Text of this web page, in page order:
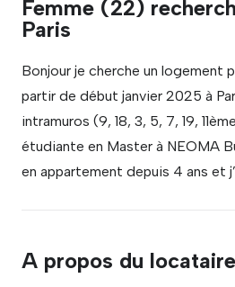
Femme (22)
Paris
Bonjour je cherche un logement
partir de début janvier 2025 à
intramuros (9, 18, 3, 5, 7, 19,
étudiante en Master à NEOMA
en appartement depuis 4 ans et
A propos du locataire